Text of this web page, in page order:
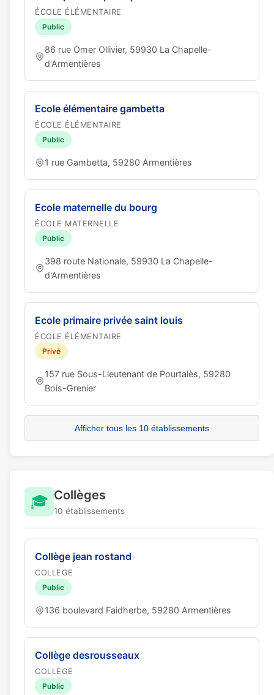
ÉCOLE ÉLÉMENTAIRE
Public
86 rue Omer Ollivier, 59930 La Chapelle-
d'Armentières
Ecole élémentaire gambetta
ÉCOLE ÉLÉMENTAIRE
Public
1 rue Gambetta, 59280 Armentières
Ecole maternelle du bourg
ÉCOLE MATERNELLE
Public
398 route Nationale, 59930 La Chapelle-
d'Armentières
Ecole primaire privée saint louis
ÉCOLE ÉLÉMENTAIRE
Privé
157 rue Sous-Lieutenant de Pourtalès, 59280
Bois-Grenier
Afficher tous les 10 établissements
🎓 Collèges
10 établissements
Collège jean rostand
COLLEGE
Public
136 boulevard Faidherbe, 59280 Armentières
Collège desrousseaux
COLLEGE
Public